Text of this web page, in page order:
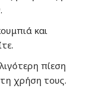
και
πίεση
χρήση τους.